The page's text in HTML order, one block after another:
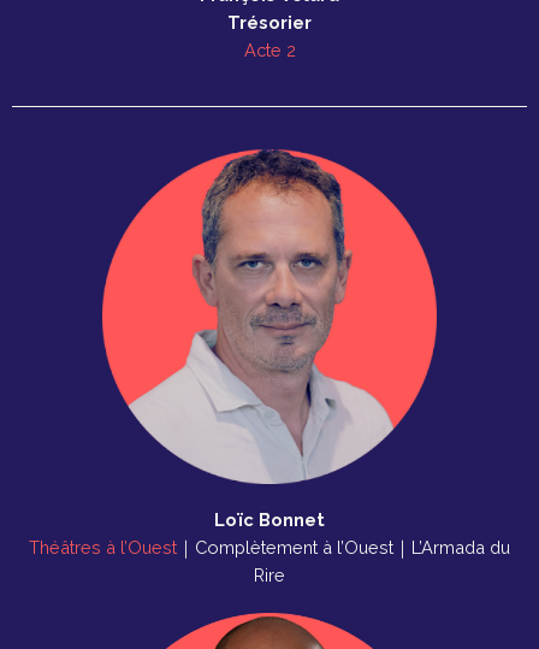
Trésorier
Acte 2
Loïc Bonnet
Théâtres à l’Ouest ｜Complètement à l’Ouest｜L’Armada du
Rire